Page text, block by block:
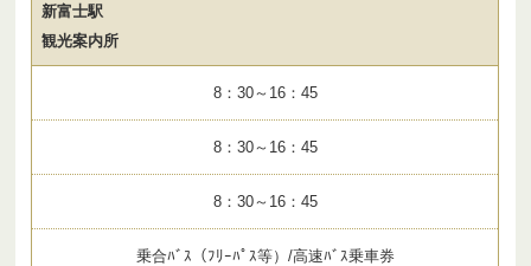
新富士駅
観光案内所
8：30～16：45
8：30～16：45
8：30～16：45
乗合ﾊﾞｽ（ﾌﾘｰﾊﾟｽ等）/高速ﾊﾞｽ乗車券